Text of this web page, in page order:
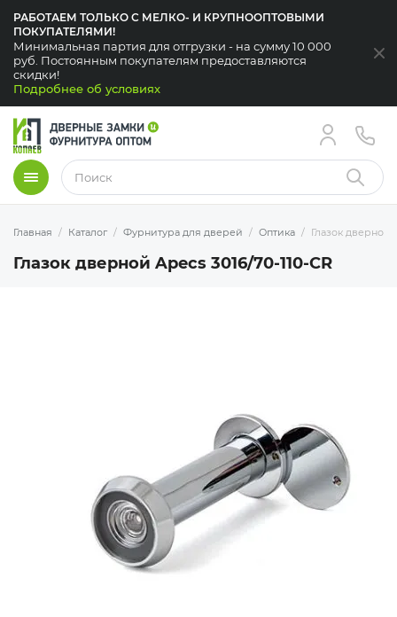
РАБОТАЕМ ТОЛЬКО С МЕЛКО- И КРУПНООПТОВЫМИ
ПОКУПАТЕЛЯМИ!
Минимальная партия для отгрузки - на сумму 10 000
руб. Постоянным покупателям предоставляются
скидки!
Подробнее об условиях
Меню Найти
Главная Каталог Фурнитура для дверей Оптика Глазок дверной
Глазок дверной Apecs 3016/70-110-CR